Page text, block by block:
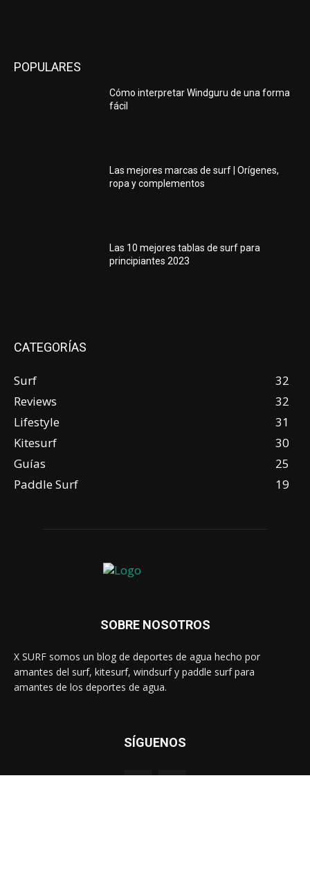
POPULARES
Cómo interpretar Windguru de una forma
fácil
Las mejores marcas de surf | Orígenes,
ropa y complementos
Las 10 mejores tablas de surf para
principiantes 2023
CATEGORÍAS
Surf
32
Reviews
32
Lifestyle
31
Kitesurf
30
Guías
25
Paddle Surf
19
SOBRE NOSOTROS
X SURF somos un blog de deportes de agua hecho por
amantes del surf, kitesurf, windsurf y paddle surf para
amantes de los deportes de agua.
SÍGUENOS